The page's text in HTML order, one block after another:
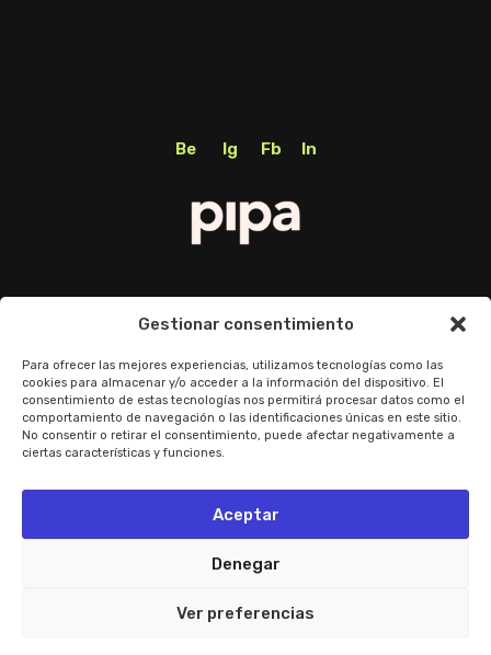
Gestionar consentimiento
Para ofrecer las mejores experiencias, utilizamos tecnologías como las
cookies para almacenar y/o acceder a la información del dispositivo. El
consentimiento de estas tecnologías nos permitirá procesar datos como el
comportamiento de navegación o las identificaciones únicas en este sitio.
No consentir o retirar el consentimiento, puede afectar negativamente a
ciertas características y funciones.
Aceptar
Denegar
Ver preferencias
Be Ig Fb In
Política de Privacidad
Política de cookies
Preguntas frecuentes